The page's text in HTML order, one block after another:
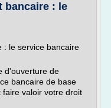
bancaire : le
: le service bancaire
d'ouverture de
bancaire de base
faire valoir votre droit